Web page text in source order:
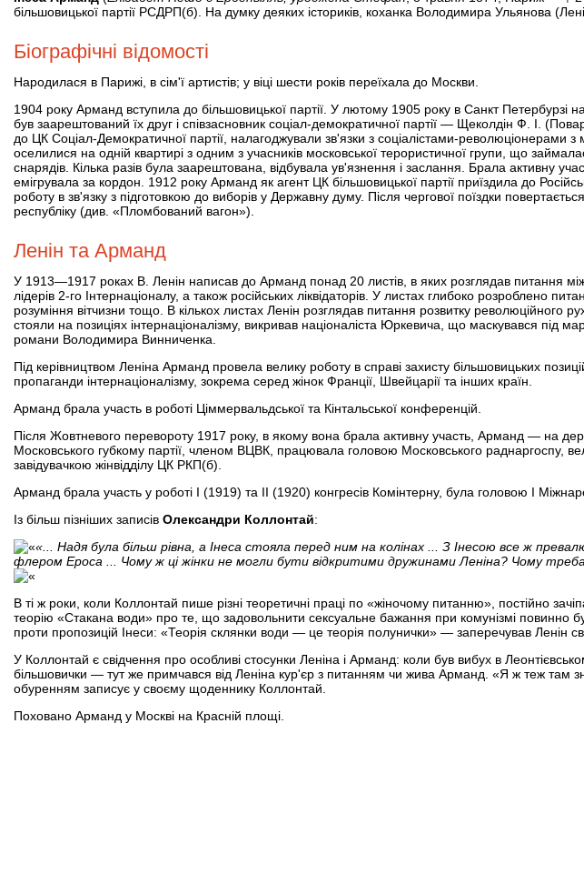
більшовицької партії РСДРП(б). На думку деяких істориків, коханка Володимира Ульянова
Біографічні відомості
Народилася в Парижі, в сім'ї артистів; у віці шести років переїхала до Москви.
1904 року Арманд вступила до більшовицької партії. У лютому 1905 року в Санкт
був заарештований їх друг і співзасновник соціал-демократичної партії — Щеколдін Ф. І.
до ЦК Соціал-Демократичної партії, налагоджували зв'язки з соціалістами-революціонерами
оселилися на одній квартирі з одним з учасників московської терористичної групи, що
снарядів. Кілька разів була заарештована, відбувала ув'язнення і заслання. Брала активну
емігрувала за кордон. 1912 року Арманд як агент ЦК більшовицької партії приїздила до
роботу в зв'язку з підготовкою до виборів у Державну думу. Після чергової поїздки
республіку (див. «Пломбований вагон»).
Ленін та Арманд
У 1913—1917 роках В. Ленін написав до Арманд понад 20 листів, в яких розглядав питання
лідерів 2-го Інтернаціоналу, а також російських ліквідаторів. У листах глибоко розроблено
розуміння вітчизни тощо. В кількох листах Ленін розглядав питання розвитку революційного
стояли на позиціях інтернаціоналізму, викривав націоналіста Юркевича, що маскувався під
романи Володимира Винниченка.
Під керівництвом Леніна Арманд провела велику роботу в справі захисту більшовицьких
пропаганди інтернаціоналізму, зокрема серед жінок Франції, Швейцарії та інших країн.
Арманд брала участь в роботі Ціммервальдської та Кінтальської конференцій.
Після Жовтневого перевороту 1917 року, в якому вона брала активну участь, Арманд — на
Московського губкому партії, членом ВЦВК, працювала головою Московського раднаргоспу,
завідувачкою жінвідділу ЦК РКП(б).
Арманд брала участь у роботі І (1919) та II (1920) конгресів Комінтерну, була головою І
Із більш пізніших записів Олександри Коллонтай:
«... Надя була більш рівна, а Інеса стояла перед ним на колінах ... З Інесою все ж
флером Ероса ... Чому ж ці жінки не могли бути відкритими дружинами Леніна? Чому треба
В ті ж роки, коли Коллонтай пише різні теоретичні праці по «жіночому питанню», постійно
теорію «Стакана води» про те, що задовольнити сексуальне бажання при комунізмі повинно
проти пропозицій Інеси: «Теорія склянки води — це теорія полунички» — заперечував Ленін
У Коллонтай є свідчення про особливі стосунки Леніна і Арманд: коли був вибух в
більшовички — тут же примчався від Леніна кур'єр з питанням чи жива Арманд. «Я ж теж там
обуренням записує у своєму щоденнику Коллонтай.
Поховано Арманд у Москві на Красній площі.